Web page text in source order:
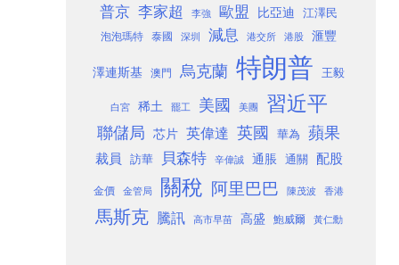
普京 李家超 李強 歐盟 比亞迪 江澤民
泡泡瑪特 泰國 深圳 減息 港交所 港股 滙豐
澤連斯基 澳門 烏克蘭 特朗普 王毅
白宮 稀土 罷工 美國 美團 習近平
聯儲局 芯片 英偉達 英國 華為 蘋果
裁員 訪華 貝森特 辛偉誠 通脹 通關 配股
金價 金管局 關稅 阿里巴巴 陳茂波 香港
馬斯克 騰訊 高市早苗 高盛 鮑威爾 黃仁勳